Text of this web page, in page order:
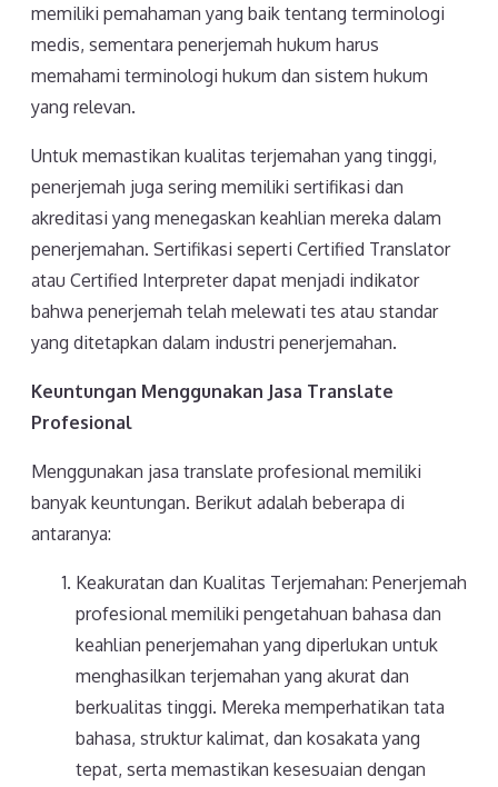
memiliki pemahaman yang baik tentang terminologi
medis, sementara penerjemah hukum harus
memahami terminologi hukum dan sistem hukum
yang relevan.
Untuk memastikan kualitas terjemahan yang tinggi,
penerjemah juga sering memiliki sertifikasi dan
akreditasi yang menegaskan keahlian mereka dalam
penerjemahan. Sertifikasi seperti Certified Translator
atau Certified Interpreter dapat menjadi indikator
bahwa penerjemah telah melewati tes atau standar
yang ditetapkan dalam industri penerjemahan.
Keuntungan Menggunakan Jasa Translate
Profesional
Menggunakan jasa translate profesional memiliki
banyak keuntungan. Berikut adalah beberapa di
antaranya:
Keakuratan dan Kualitas Terjemahan: Penerjemah
profesional memiliki pengetahuan bahasa dan
keahlian penerjemahan yang diperlukan untuk
menghasilkan terjemahan yang akurat dan
berkualitas tinggi. Mereka memperhatikan tata
bahasa, struktur kalimat, dan kosakata yang
tepat, serta memastikan kesesuaian dengan